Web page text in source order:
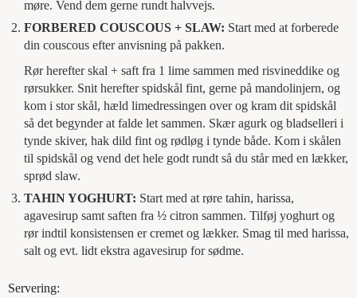
møre. Vend dem gerne rundt halvvejs.
FORBERED COUSCOUS + SLAW: Start med at forberede
din couscous efter anvisning på pakken.
Rør herefter skal + saft fra 1 lime sammen med risvineddike og
rørsukker. Snit herefter spidskål fint, gerne på mandolinjern, og
kom i stor skål, hæld limedressingen over og kram dit spidskål
så det begynder at falde let sammen. Skær agurk og bladselleri i
tynde skiver, hak dild fint og rødløg i tynde både. Kom i skålen
til spidskål og vend det hele godt rundt så du står med en lækker,
sprød slaw.
TAHIN YOGHURT: Start med at røre tahin, harissa,
agavesirup samt saften fra ½ citron sammen. Tilføj yoghurt og
rør indtil konsistensen er cremet og lækker. Smag til med harissa,
salt og evt. lidt ekstra agavesirup for sødme.
Servering: